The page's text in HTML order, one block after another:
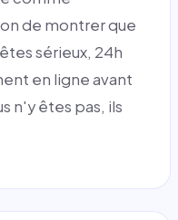
de montrer que
sérieux, 24h
en ligne avant
n'y êtes pas, ils